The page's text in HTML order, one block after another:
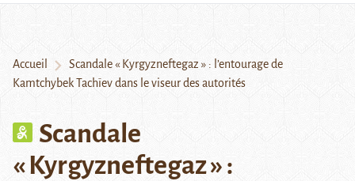
Accueil
Scandale « Kyrgyzneftegaz » : l’entourage de
Kamtchybek Tachïev dans le viseur des autorités
Scandale
« Kyrgyzneftegaz » :